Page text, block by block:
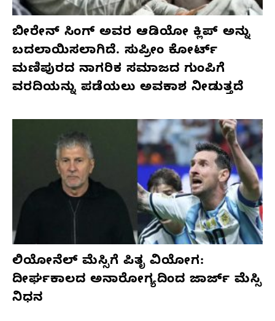
ಬೀರೇನ್ ಸಿಂಗ್ ಅವರ ಆಡಿಯೋ ಕ್ಲಿಪ್ ಅನ್ನು
ಬದಲಾಯಿಸಲಾಗಿದೆ. ಸುಪ್ರೀಂ ಕೋರ್ಟ್
ಮಣಿಪುರದ ನಾಗರಿಕ ಸಮಾಜದ ಗುಂಪಿಗೆ
ವರದಿಯನ್ನು ಪಡೆಯಲು ಅವಕಾಶ ನೀಡುತ್ತದೆ
ಲಿಯೋನೆಲ್ ಮೆಸ್ಸಿಗೆ ಪಿತೃ ವಿಯೋಗ:
ದೀರ್ಘಕಾಲದ ಅನಾರೋಗ್ಯದಿಂದ ಜಾರ್ಜ್ ಮೆಸ್ಸಿ
ನಿಧನ